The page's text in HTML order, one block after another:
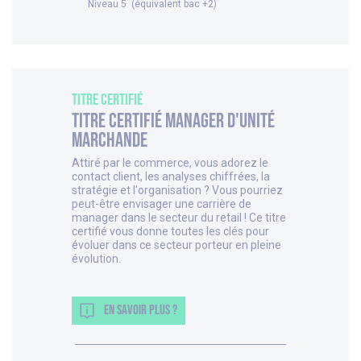
Niveau 5 (équivalent bac +2)
Titre Certifié
Titre Certifié Manager d'unité
marchande
Attiré par le commerce, vous adorez le
contact client, les analyses chiffrées, la
stratégie et l'organisation ? Vous pourriez
peut-être envisager une carrière de
manager dans le secteur du retail ! Ce titre
certifié vous donne toutes les clés pour
évoluer dans ce secteur porteur en pleine
évolution.
EN SAVOIR PLUS ?